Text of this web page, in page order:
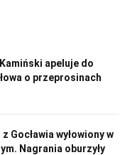
Kamiński apeluje do
o przeprosinach
Gocławia wyłowiony w
Nagrania oburzyły